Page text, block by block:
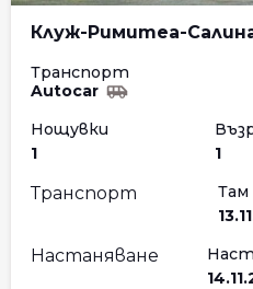
Клуж-Римитеа-
Транспорт
Autocar
Нощувки
1
1
Транспорт
Там
Настаняване